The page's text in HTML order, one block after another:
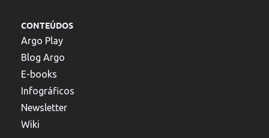
CONTEÚDOS
Argo Play
Blog Argo
E-books
Infográficos
Newsletter
Wiki